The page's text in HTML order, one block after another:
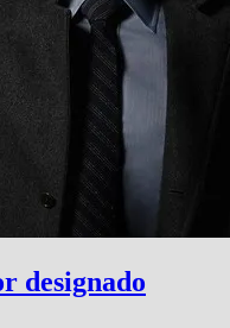
designado